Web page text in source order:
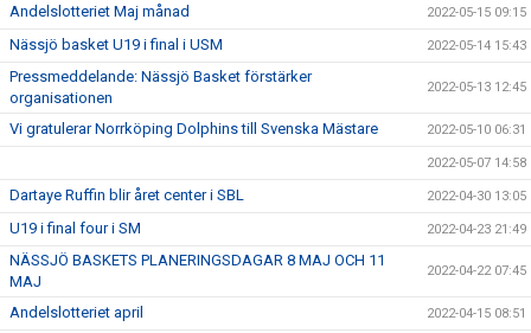
Andelslotteriet Maj månad 2022-05-15 09:15
Nässjö basket U19 i final i USM 2022-05-14 15:43
Pressmeddelande: Nässjö Basket förstärker
organisationen
2022-05-13 12:45
Vi gratulerar Norrköping Dolphins till Svenska Mästare 2022-05-10 06:31
2022-05-07 14:58
Dartaye Ruffin blir året center i SBL 2022-04-30 13:05
U19 i final four i SM 2022-04-23 21:49
NÄSSJÖ BASKETS PLANERINGSDAGAR 8 MAJ OCH 11
MAJ
2022-04-22 07:45
Andelslotteriet april 2022-04-15 08:51